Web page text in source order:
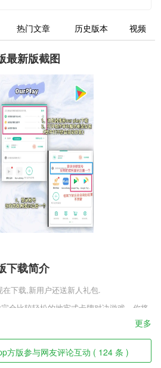
热门文章 历史版本 视频
最新版截图
下载简介
在下载,新用户还送新人礼包.
全比较轻松的地牢式卡牌对决游戏，你将
不同的道具，完成不同战队的提升，开局
在不同的地牢里面去进行冒险，尽情的去
况。
软件特色
更多
方版参与网友评论互动 ( 124 条 )